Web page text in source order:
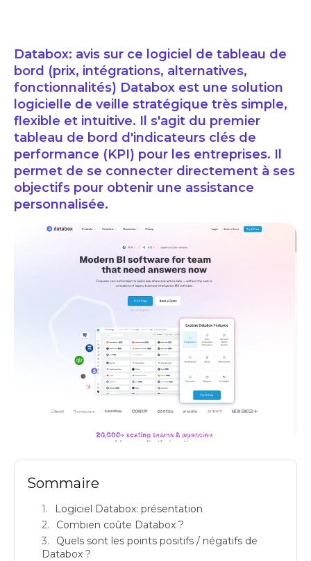
Databox: avis sur ce logiciel de tableau de
bord (prix, intégrations, alternatives,
fonctionnalités) Databox est une solution
logicielle de veille stratégique très simple,
flexible et intuitive. Il s'agit du premier
tableau de bord d'indicateurs clés de
performance (KPI) pour les entreprises. Il
permet de se connecter directement à ses
objectifs pour obtenir une assistance
personnalisée.
databox avis logiciels de tableau de bord dashboard prix
Sommaire
Logiciel Databox: présentation
Combien coûte Databox ?
Quels sont les points positifs / négatifs de
Databox ?